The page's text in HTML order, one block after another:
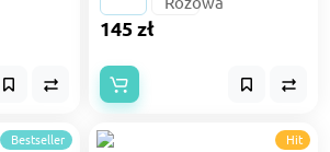
145 zł
Bestseller
Hit